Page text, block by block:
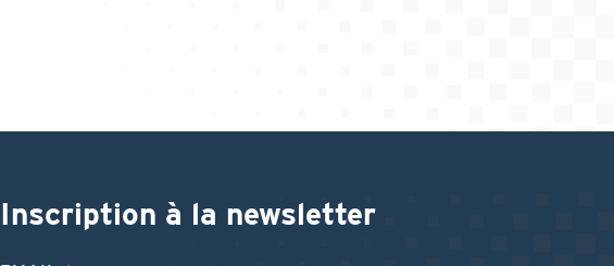
Inscription à la newsletter